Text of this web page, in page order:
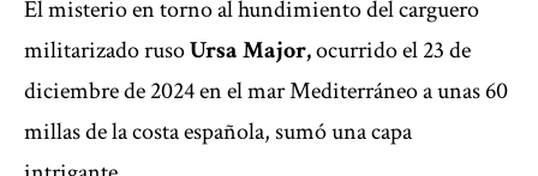
El misterio en torno al hundimiento del carguero
militarizado rusoUrsa Major,ocurrido el 23 de
diciembre de 2024 en el mar Mediterráneo a unas 60
millas de la costa española, sumó una capa